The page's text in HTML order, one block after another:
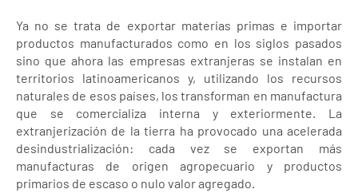
Ya no se trata de exportar materias primas e importar
productos manufacturados como en los siglos pasados
sino que ahora las empresas extranjeras se instalan en
territorios latinoamericanos y, utilizando los recursos
naturales de esos países, los transforman en manufactura
que se comercializa interna y exteriormente. La
extranjerización de la tierra ha provocado una acelerada
desindustrialización: cada vez se exportan más
manufacturas de origen agropecuario y productos
primarios de escaso o nulo valor agregado.